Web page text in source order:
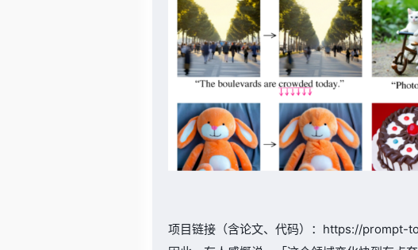
项目链接（含论文、代码）：https://